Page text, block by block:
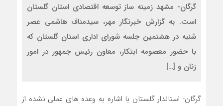
گرگان- مشهد زمینه ساز توسعه اقتصادی استان گلستان
است. به گزارش خبرنگار مهر، سیدمناف هاشمی عصر
شنبه در هشتمین جلسه شورای اداری استان گلستان که
با حضور معصومه ابتکار، معاون رئیس جمهور در امور
زنان و […]
گرگان- استاندار گلستان با اشاره به وعده های عملی نشده از